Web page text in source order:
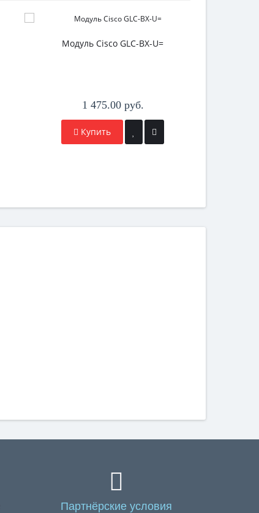
Модуль Cisco GLC-BX-U=
1 475.00 руб.
Купить
Партнёрские условия